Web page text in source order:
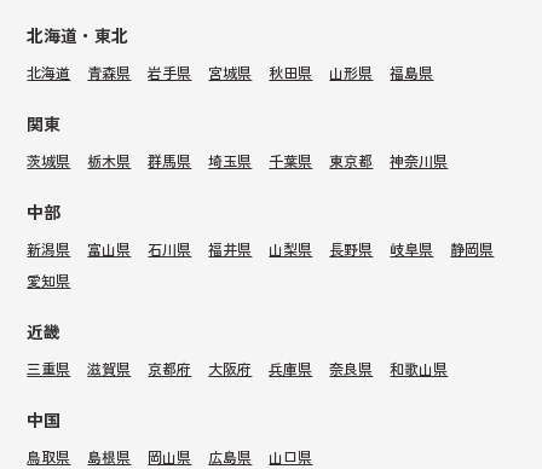
北海道・東北
北海道 青森県 岩手県 宮城県 秋田県 山形県 福島県
関東
茨城県 栃木県 群馬県 埼玉県 千葉県 東京都 神奈川県
中部
新潟県 富山県 石川県 福井県 山梨県 長野県 岐阜県
静岡県
愛知県
近畿
三重県 滋賀県 京都府 大阪府 兵庫県 奈良県 和歌山県
中国
鳥取県 島根県 岡山県 広島県 山口県